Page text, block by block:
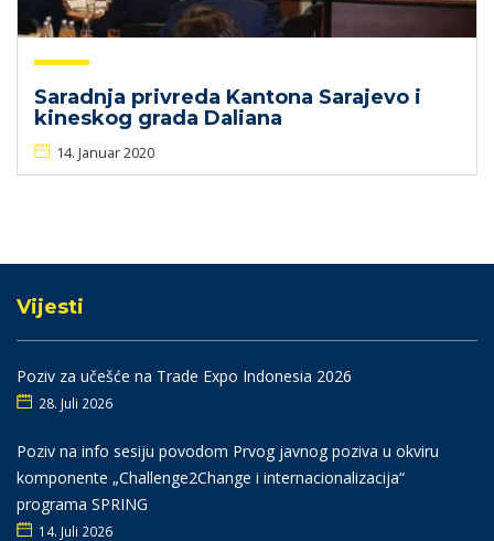
Saradnja privreda Kantona Sarajevo i
kineskog grada Daliana
14. Januar 2020
Vijesti
Poziv za učešće na Trade Expo Indonesia 2026
28. Juli 2026
Poziv na info sesiju povodom Prvog javnog poziva u okviru
komponente „Challenge2Change i internacionalizacija“
programa SPRING
14. Juli 2026